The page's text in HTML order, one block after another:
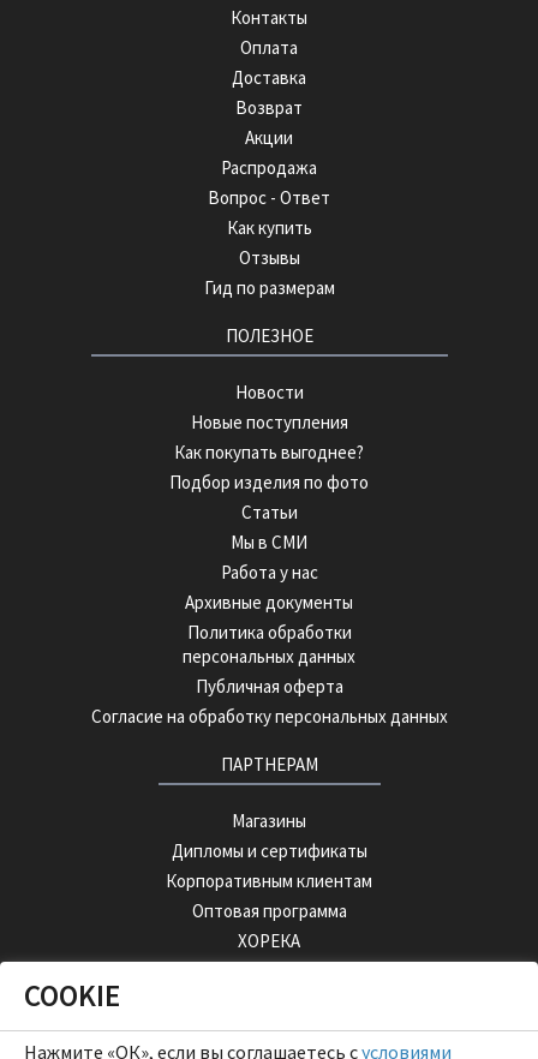
Контакты
Оплата
Доставка
Возврат
Акции
Распродажа
Вопрос - Ответ
Как купить
Отзывы
Гид по размерам
ПОЛЕЗНОЕ
Новости
Новые поступления
Как покупать выгоднее?
Подбор изделия по фото
Статьи
Мы в СМИ
Работа у нас
Архивные документы
Политика обработки
персональных данных
Публичная оферта
Согласие на обработку персональных данных
ПАРТНЕРАМ
Магазины
Дипломы и сертификаты
Корпоративным клиентам
Оптовая программа
ХОРЕКА
ОПТОВЫЙ ПОРТАЛ
COOKIE
Нажмите «ОК», если вы соглашаетесь сусловиями